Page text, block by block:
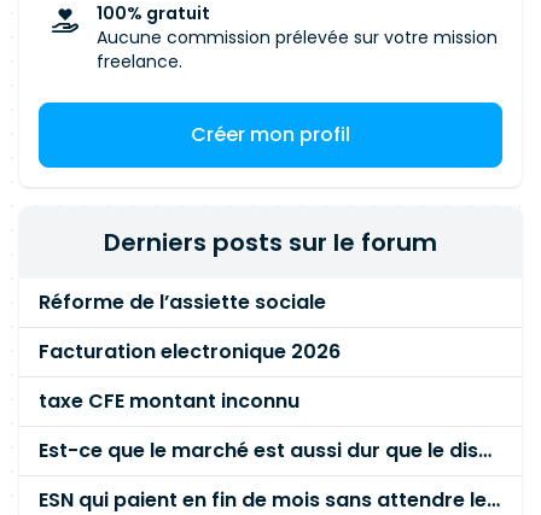
100% gratuit
Aucune commission prélevée sur votre mission
freelance.
Créer mon profil
Derniers posts sur le forum
Réforme de l’assiette sociale
Facturation electronique 2026
taxe CFE montant inconnu
Est-ce que le marché est aussi dur que le disent les commerciaux ?
ESN qui paient en fin de mois sans attendre le paiement client ?